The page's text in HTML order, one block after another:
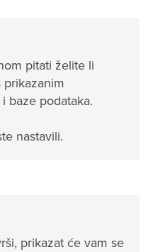
pitati želite li
prikazanim
baze podataka.
nastavili.
prikazat će vam se